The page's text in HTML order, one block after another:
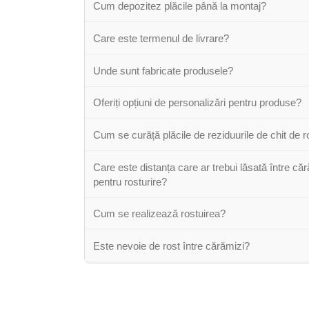
Cum depozitez plăcile până la montaj?
Care este termenul de livrare?
Unde sunt fabricate produsele?
Oferiți opțiuni de personalizări pentru produse?
Cum se curăță plăcile de reziduurile de chit de
Care este distanța care ar trebui lăsată între
pentru rosturire?
Cum se realizează rostuirea?
Este nevoie de rost între cărămizi?